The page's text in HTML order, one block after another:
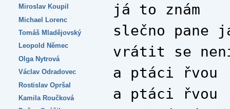
Miroslav Koupil
Michael Lorenc
Tomáš Mladějovský
Leopold Němec
Olga Nytrová
Václav Odradovec
Rostislav Opršal
Kamila Roučková
já to znám
slečno pane
vrátit se
a ptáci řvou
a ptáci řvou